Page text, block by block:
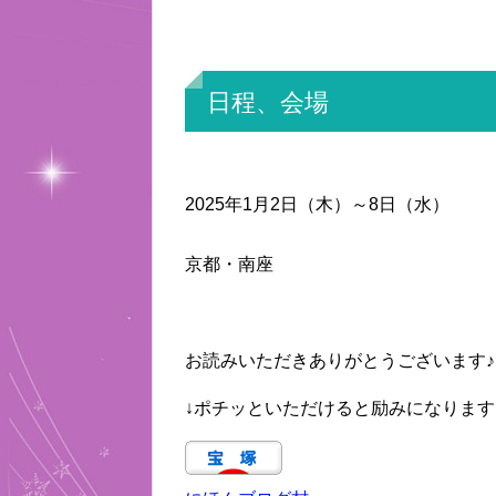
日程、会場
2025年1月2日（木）～8日（水）
京都・南座
お読みいただきありがとうございます♪
↓ポチッといただけると励みになりま